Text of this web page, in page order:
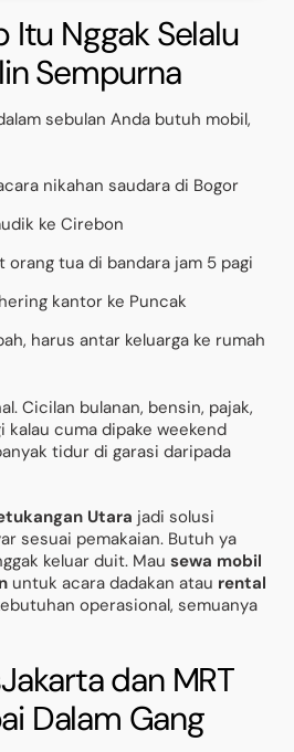
Itu Nggak Selalu
Sempurna
sebulan Anda butuh mobil,
nikahan saudara di Bogor
ke Cirebon
orang tua di bandara jam 5 pagi
kantor ke Puncak
harus antar keluarga ke rumah
Cicilan bulanan, bensin, pajak,
kalau cuma dipake weekend
tidur di garasi daripada
Utara jadi solusi
sesuai pemakaian. Butuh ya
keluar duit. Mausewa mobil
untuk acara dadakan atau rental
operasional, semuanya
dan MRT
Dalam Gang